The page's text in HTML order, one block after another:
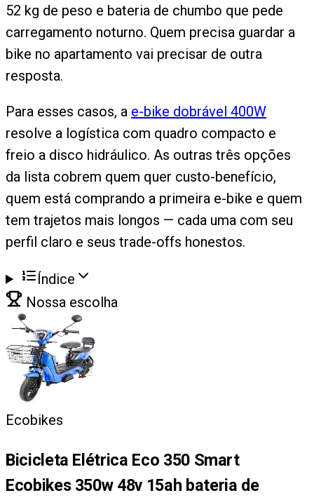
52 kg de peso e bateria de chumbo que pede
carregamento noturno. Quem precisa guardar a
bike no apartamento vai precisar de outra
resposta.
Para esses casos, a e-bike dobrável 400W
resolve a logística com quadro compacto e
freio a disco hidráulico. As outras três opções
da lista cobrem quem quer custo-benefício,
quem está comprando a primeira e-bike e quem
tem trajetos mais longos — cada uma com seu
perfil claro e seus trade-offs honestos.
Índice
Nossa escolha
Ecobikes
Bicicleta Elétrica Eco 350 Smart
Ecobikes 350w 48v 15ah bateria de